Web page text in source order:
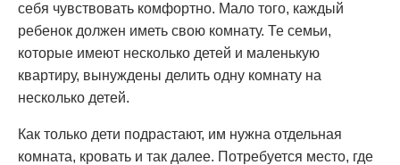
себя чувствовать комфортно. Мало того, каждый
ребенок должен иметь свою комнату. Те семьи,
которые имеют несколько детей и маленькую
квартиру, вынуждены делить одну комнату на
несколько детей.
Как только дети подрастают, им нужна отдельная
комната, кровать и так далее. Потребуется место, где